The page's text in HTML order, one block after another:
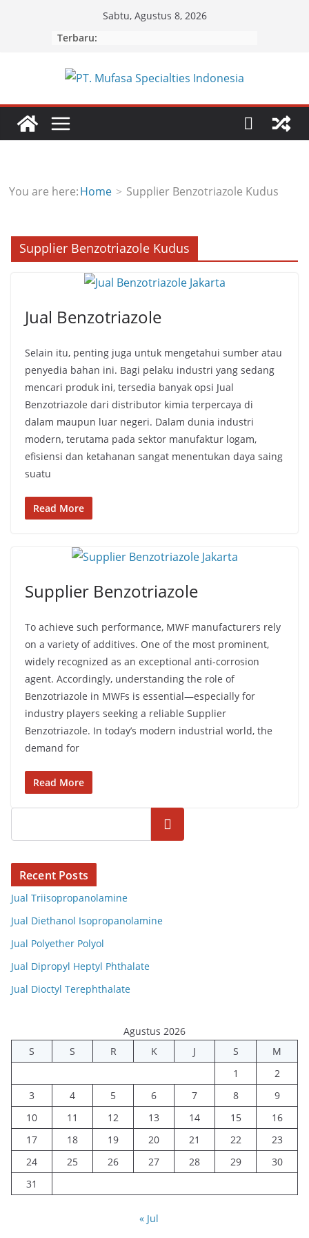
Sabtu, Agustus 8, 2026
Terbaru:
You are here:Home Supplier Benzotriazole Kudus
Supplier Benzotriazole Kudus
Jual Benzotriazole
Selain itu, penting juga untuk mengetahui sumber atau
penyedia bahan ini. Bagi pelaku industri yang sedang
mencari produk ini, tersedia banyak opsi Jual
Benzotriazole dari distributor kimia terpercaya di
dalam maupun luar negeri. Dalam dunia industri
modern, terutama pada sektor manufaktur logam,
efisiensi dan ketahanan sangat menentukan daya saing
suatu
Read More
Supplier Benzotriazole
To achieve such performance, MWF manufacturers rely
on a variety of additives. One of the most prominent,
widely recognized as an exceptional anti-corrosion
agent. Accordingly, understanding the role of
Benzotriazole in MWFs is essential—especially for
industry players seeking a reliable Supplier
Benzotriazole. In today’s modern industrial world, the
demand for
Read More
Cari
Recent Posts
Jual Triisopropanolamine
Jual Diethanol Isopropanolamine
Jual Polyether Polyol
Jual Dipropyl Heptyl Phthalate
Jual Dioctyl Terephthalate
Agustus 2026
S
S R K J S
M
1
2
3
4 5 6 7 8
9
10
11 12 13 14 15
16
17
18 19 20 21 22
23
24
25 26 27 28 29
30
31
« Jul